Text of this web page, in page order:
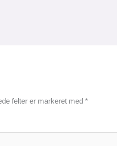
felter er markeret med*